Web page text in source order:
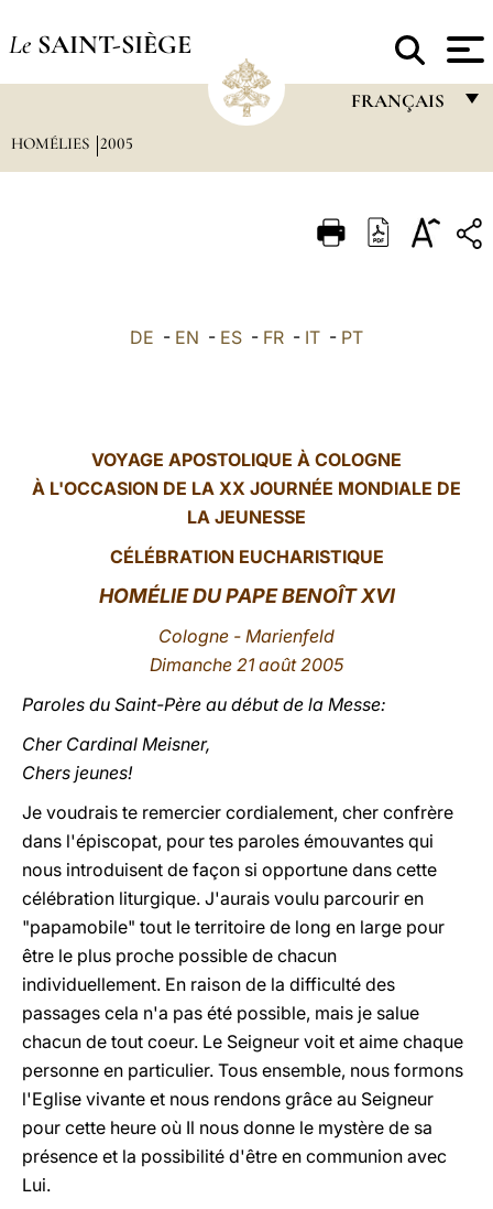
Le SAINT-SIÈGE
FRANÇAIS
ITALIANO
中文
HOMÉLIES 2005
DE - EN - ES - FR - IT - PT
VOYAGE APOSTOLIQUE À COLOGNE
À L'OCCASION DE LA XX JOURNÉE MONDIALE DE
LA JEUNESSE
CÉLÉBRATION EUCHARISTIQUE
HOMÉLIE DU PAPE BENOÎT XVI
Cologne - Marienfeld
Dimanche 21 août 2005
Paroles du Saint-Père au début de la Messe:
Cher Cardinal Meisner,
Chers jeunes!
Je voudrais te remercier cordialement, cher confrère
dans l'épiscopat, pour tes paroles émouvantes qui
nous introduisent de façon si opportune dans cette
célébration liturgique. J'aurais voulu parcourir en
"papamobile" tout le territoire de long en large pour
être le plus proche possible de chacun
individuellement. En raison de la difficulté des
passages cela n'a pas été possible, mais je salue
chacun de tout coeur. Le Seigneur voit et aime chaque
personne en particulier. Tous ensemble, nous formons
l'Eglise vivante et nous rendons grâce au Seigneur
pour cette heure où Il nous donne le mystère de sa
présence et la possibilité d'être en communion avec
Lui.